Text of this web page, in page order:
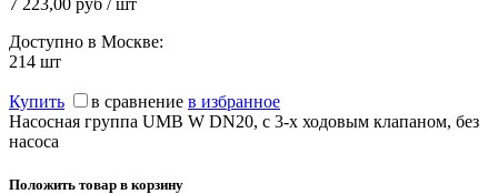
Доступно в Москве:
214 шт
Купить в сравнение в избранное
Насосная группа UMB W DN20, с 3-х ходовым клапаном, без
насоса
Положить товар в корзину